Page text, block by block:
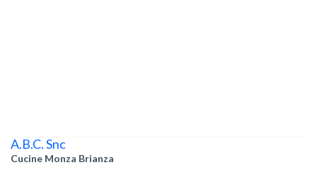
A.B.C. Snc
Cucine Monza Brianza